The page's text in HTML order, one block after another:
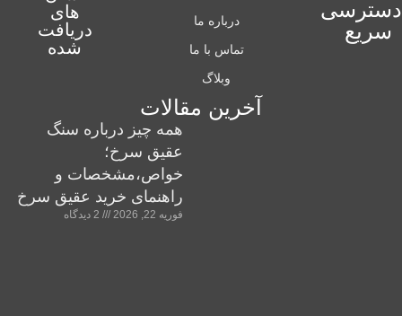
دسترسی
سریع
درباره ما
تماس با ما
وبلاگ
های
دریافت
شده
آخرین مقالات
همه چیز درباره سنگ
عقیق سرخ؛
خواص،مشخصات و
راهنمای خرید عقیق سرخ
فوریه 22, 2026